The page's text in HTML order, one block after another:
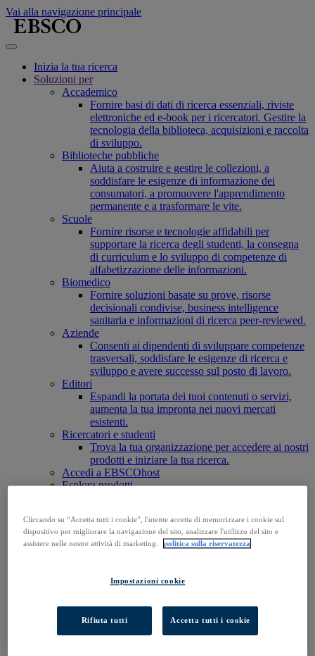
Vai alla navigazione principale
Inizia la tua ricerca
Soluzioni per
Accademico
Fornire basi di dati di ricerca essenziali, riviste
elettroniche ed e-book per i ricercatori. Gestire la
tecnologia della biblioteca, acquisizioni e raccolta
di sviluppo.
Biblioteche pubbliche
Aiuta a costruire e gestire le collezioni, a
soddisfare le esigenze di informazione dei
consumatori, a promuovere l'apprendimento
permanente e a trasformare le vite.
Scuole
Fornire risorse e tecnologie affidabili per
supportare la ricerca degli studenti, la consegna
di curriculum e lo sviluppo di competenze di
alfabetizzazione delle informazioni.
Biomedico
Fornire soluzioni basate su prove, risorse
decisionali condivise, business intelligence
sanitaria e informazioni di ricerca peer-reviewed.
Aziende
Consenti ai dipendenti di sviluppare competenze
trasversali, soddisfare le esigenze di ricerca e
sviluppo e avere successo sul posto di lavoro.
Editori
Espandi la portata dei tuoi contenuti o servizi,
aumenta la tua impronta nei nuovi mercati
esistenti.
Ricercatori e studenti
Trova la tua organizzazione per accedere ai nostri
prodotti e iniziare la tua ricerca.
Accedi a EBSCOhost
Esplora prodotti
Tecnologia e discovery
BiblioGraph
EBSCO Discovery Service
EBSCOadmin
Full Text Finder
EBSCO OpenAthens
Cliccando su “Accetta tutti i cookie”, l'utente accetta di memorizzare i cookie sul
dispositivo per migliorare la navigazione del sito, analizzare l'utilizzo del sito e
assistere nelle nostre attività di marketing.
politica sulla riservatezza
Impostazioni cookie
Rifiuta tutti Accetta tutti i cookie